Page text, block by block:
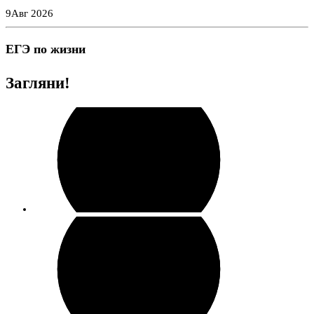
Перейти
к
содержимому
9Авг 2026
ЕГЭ по жизни
Загляни!